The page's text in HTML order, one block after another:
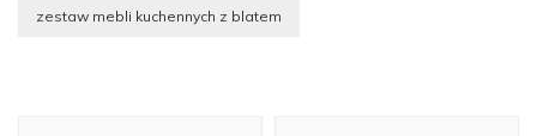
zestaw mebli kuchennych z blatem